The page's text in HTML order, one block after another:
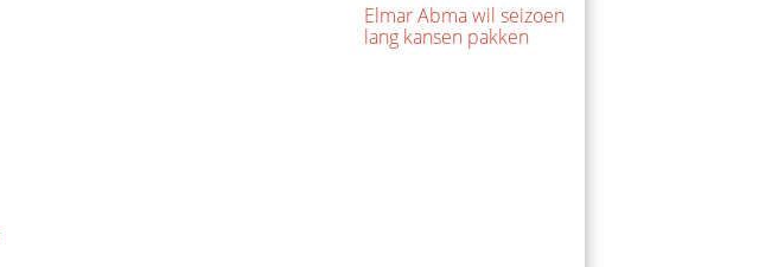
Elmar Abma wil seizoen
lang kansen pakken